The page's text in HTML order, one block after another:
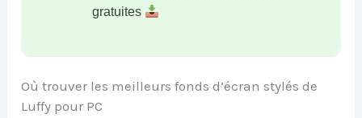
gratuites
Où trouver les meilleurs fonds d’écran stylés de
Luffy pour PC